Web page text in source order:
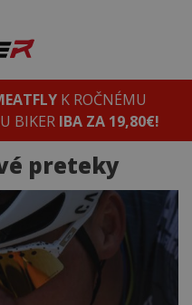
K ROČNÉMU
BIKER IBA ZA 19,80€!
preteky